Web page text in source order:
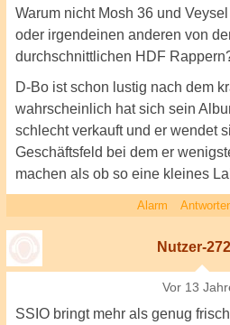
Warum nicht Mosh 36 und
oder irgendeinen anderen von
durchschnittlichen HDF
D-Bo ist schon lustig nach dem
wahrscheinlich hat sich sein
schlecht verkauft und er wendet
Geschäftsfeld bei dem er
machen als ob so eine kleines
Alarm
Nutzer-
Vor 13
SSIO bringt mehr als genug